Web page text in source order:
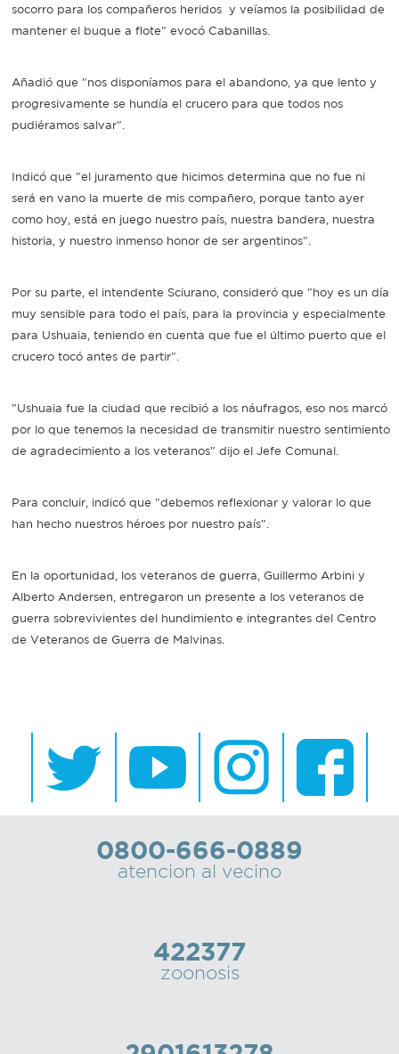
socorro para los compañeros heridos y veíamos la posibilidad de
mantener el buque a flote" evocó Cabanillas.
Añadió que "nos disponíamos para el abandono, ya que lento y
progresivamente se hundía el crucero para que todos nos
pudiéramos salvar".
Indicó que "el juramento que hicimos determina que no fue ni
será en vano la muerte de mis compañero, porque tanto ayer
como hoy, está en juego nuestro país, nuestra bandera, nuestra
historia, y nuestro inmenso honor de ser argentinos".
Por su parte, el intendente Sciurano, consideró que "hoy es un día
muy sensible para todo el país, para la provincia y especialmente
para Ushuaia, teniendo en cuenta que fue el último puerto que el
crucero tocó antes de partir".
"Ushuaia fue la ciudad que recibió a los náufragos, eso nos marcó
por lo que tenemos la necesidad de transmitir nuestro sentimiento
de agradecimiento a los veteranos" dijo el Jefe Comunal.
Para concluir, indicó que "debemos reflexionar y valorar lo que
han hecho nuestros héroes por nuestro país".
En la oportunidad, los veteranos de guerra, Guillermo Arbini y
Alberto Andersen, entregaron un presente a los veteranos de
guerra sobrevivientes del hundimiento e integrantes del Centro
de Veteranos de Guerra de Malvinas.
0800-666-0889
atencion al vecino
422377
zoonosis